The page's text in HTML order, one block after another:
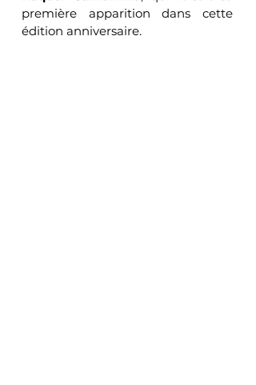
première apparition dans cette
édition anniversaire.